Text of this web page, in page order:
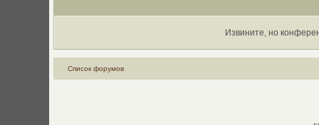
Извините, но
Список форумов